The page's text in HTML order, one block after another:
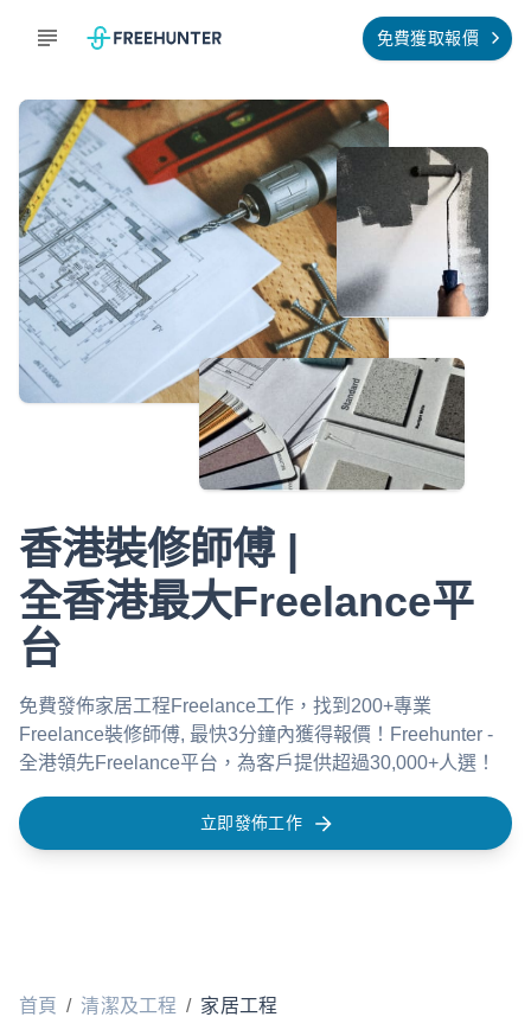
免費獲取報價
香港裝修師傅 |
全香港最大Freelance平
台
免費發佈家居工程Freelance工作，找到200+專業
Freelance裝修師傅, 最快3分鐘內獲得報價！Freehunter -
全港領先Freelance平台，為客戶提供超過30,000+人選！
立即發佈工作
首頁 / 清潔及工程 / 家居工程